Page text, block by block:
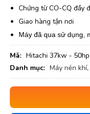
Chứng từ CO-CQ đầy
Giao hàng tận nơi
Máy đã qua sử dụng,
Mã: Hitachi 37kw - 50hp
Danh mục: Máy nén khí,